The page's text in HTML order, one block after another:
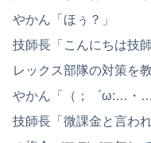
やかん「ほぅ？」
技師長「こんにちは技
レックス部隊の対策を
やかん「（；゜ω:…・
技師長「微課金と言わ